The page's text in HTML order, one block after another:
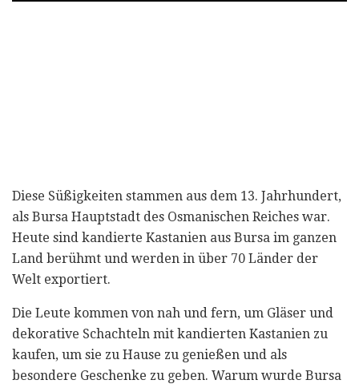
Diese Süßigkeiten stammen aus dem 13. Jahrhundert,
als Bursa Hauptstadt des Osmanischen Reiches war.
Heute sind kandierte Kastanien aus Bursa im ganzen
Land berühmt und werden in über 70 Länder der
Welt exportiert.
Die Leute kommen von nah und fern, um Gläser und
dekorative Schachteln mit kandierten Kastanien zu
kaufen, um sie zu Hause zu genießen und als
besondere Geschenke zu geben. Warum wurde Bursa